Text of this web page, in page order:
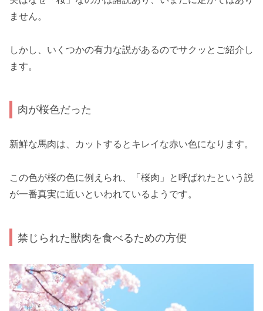
ません。
しかし、いくつかの有力な説があるのでサクッとご紹介し
ます。
肉が桜色だった
新鮮な馬肉は、カットするとキレイな赤い色になります。
この色が桜の色に例えられ、「桜肉」と呼ばれたという説
が一番真実に近いといわれているようです。
禁じられた獣肉を食べるための方便